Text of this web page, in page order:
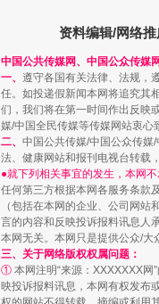
揭批美国五大"
资料编辑/网络推
中国公共传媒网、中国公众传媒
一、 遵守各国有关法律、法规，
任。如投递假新闻本网将追究其
们，我们将在第一时间作出反映
媒/中国全民传媒等传媒网站衷心
二、 中国公共传媒/中国公众传媒
法、健康网站和报刊电视台转载
●就下列相关事宜的发生，本网
任何第三方根据本网各服务条款
（包括在本网的企业、公司网站
言的内容和反映投诉报料讯息人
本网无关。本网只是提供公众/大
三、关于网络版权权属问题：
① 本网注明“来源：XXXXXXX
映投诉报料讯息，本网有权发布